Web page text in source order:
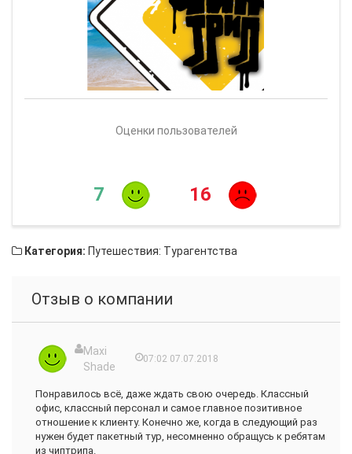
Оценки пользователей
7 16
Категория: Путешествия: Турагентства
Отзыв о компании
Maxi
Shade
07:02 07.07.2018
Понравилось всё, даже ждать свою очередь. Классный
офис, классный персонал и самое главное позитивное
отношение к клиенту. Конечно же, когда в следующий раз
нужен будет пакетный тур, несомненно обращусь к ребятам
из чиптрипа.